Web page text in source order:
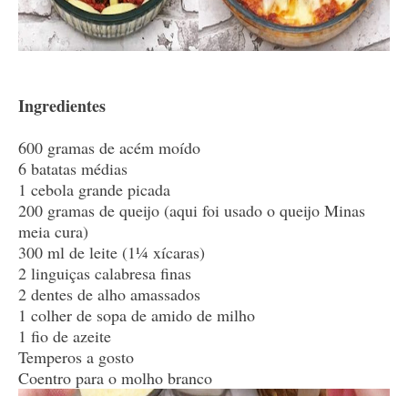
Ingredientes
600 gramas de acém moído
6 batatas médias
1 cebola grande picada
200 gramas de queijo (aqui foi usado o queijo Minas
meia cura)
300 ml de leite (1¼ xícaras)
2 linguiças calabresa finas
2 dentes de alho amassados
1 colher de sopa de amido de milho
1 fio de azeite
Temperos a gosto
Coentro para o molho branco